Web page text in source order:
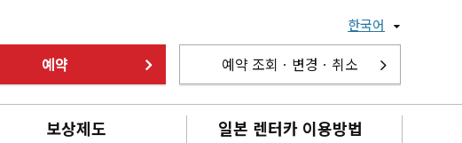
한국어
예약 예약 조회ㆍ변경ㆍ취소
보상제도 일본 렌터카 이용방법